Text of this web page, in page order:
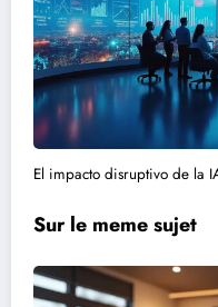
El impacto disruptivo de la
Sur le meme sujet